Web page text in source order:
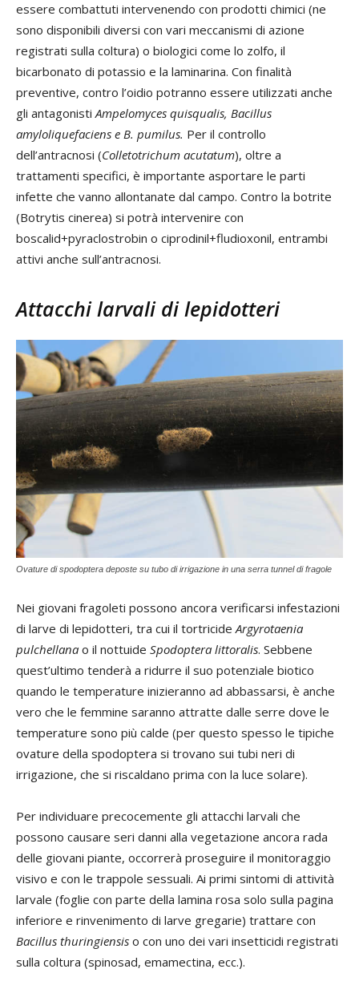
essere combattuti intervenendo con prodotti chimici (ne
sono disponibili diversi con vari meccanismi di azione
registrati sulla coltura) o biologici come lo zolfo, il
bicarbonato di potassio e la laminarina. Con finalità
preventive, contro l’oidio potranno essere utilizzati anche
gli antagonistiAmpelomyces quisqualis, Bacillus
amyloliquefaciens e B. pumilus. Per il controllo
dell’antracnosi (Colletotrichum acutatum), oltre a
trattamenti specifici, è importante asportare le parti
infette che vanno allontanate dal campo. Contro la botrite
(Botrytis cinerea) si potrà intervenire con
boscalid+pyraclostrobin o ciprodinil+fludioxonil, entrambi
attivi anche sull’antracnosi.
Attacchi larvali di lepidotteri
Ovature di spodoptera deposte su tubo di irrigazione in una serra tunnel di fragole
Nei giovani fragoleti possono ancora verificarsi infestazioni
di larve di lepidotteri, tra cui il tortricideArgyrotaenia
pulchellana o il nottuide Spodoptera littoralis. Sebbene
quest’ultimo tenderà a ridurre il suo potenziale biotico
quando le temperature inizieranno ad abbassarsi, è anche
vero che le femmine saranno attratte dalle serre dove le
temperature sono più calde (per questo spesso le tipiche
ovature della spodoptera si trovano sui tubi neri di
irrigazione, che si riscaldano prima con la luce solare).
Per individuare precocemente gli attacchi larvali che
possono causare seri danni alla vegetazione ancora rada
delle giovani piante, occorrerà proseguire il monitoraggio
visivo e con le trappole sessuali. Ai primi sintomi di attività
larvale (foglie con parte della lamina rosa solo sulla pagina
inferiore e rinvenimento di larve gregarie) trattare con
Bacillus thuringiensis o con uno dei vari insetticidi registrati
sulla coltura (spinosad, emamectina, ecc.).